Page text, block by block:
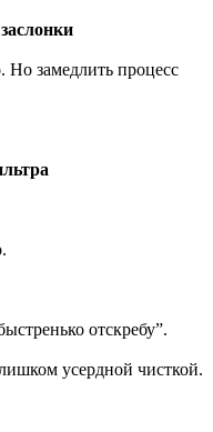
Но замедлить процесс
отскребу”.
усердной чисткой.